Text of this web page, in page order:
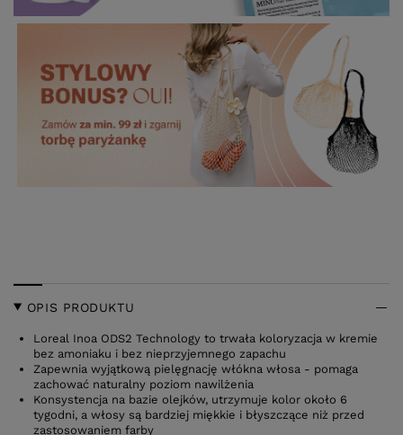
OPIS PRODUKTU
Loreal Inoa ODS2 Technology to trwała koloryzacja w kremie
bez amoniaku i bez nieprzyjemnego zapachu
Zapewnia wyjątkową pielęgnację włókna włosa - pomaga
zachować naturalny poziom nawilżenia
Konsystencja na bazie olejków, utrzymuje kolor około 6
tygodni, a włosy są bardziej miękkie i błyszczące niż przed
zastosowaniem farby